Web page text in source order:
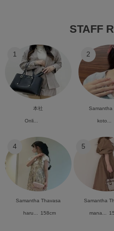
STAFF
1
本社
Onli...
2
Samantha
koto...
4
Samantha Thavasa
haru... 158cm
5
Samantha
mana...